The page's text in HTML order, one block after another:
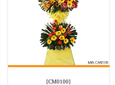
[CM0100]